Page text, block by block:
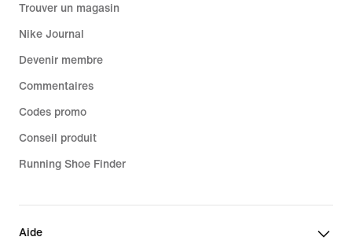
Trouver un magasin
Nike Journal
Devenir membre
Commentaires
Codes promo
Conseil produit
Running Shoe Finder
Aide